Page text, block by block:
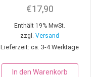
€17,90
Enthält 19% MwSt.
zzgl.Versand
Lieferzeit: ca. 3-4 Werktage
In den Warenkorb